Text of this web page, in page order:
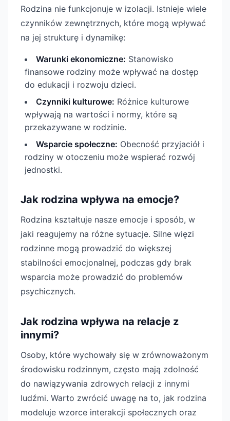
Rodzina nie funkcjonuje w izolacji. Istnieje wiele
czynników zewnętrznych, które mogą wpływać
na jej strukturę i dynamikę:
Warunki ekonomiczne: Stanowisko
finansowe rodziny może wpływać na dostęp
do edukacji i rozwoju dzieci.
Czynniki kulturowe: Różnice kulturowe
wpływają na wartości i normy, które są
przekazywane w rodzinie.
Wsparcie społeczne: Obecność przyjaciół i
rodziny w otoczeniu może wspierać rozwój
jednostki.
Jak rodzina wpływa na emocje?
Rodzina kształtuje nasze emocje i sposób, w
jaki reagujemy na różne sytuacje. Silne więzi
rodzinne mogą prowadzić do większej
stabilności emocjonalnej, podczas gdy brak
wsparcia może prowadzić do problemów
psychicznych.
Jak rodzina wpływa na relacje z
innymi?
Osoby, które wychowały się w zrównoważonym
środowisku rodzinnym, często mają zdolność
do nawiązywania zdrowych relacji z innymi
ludźmi. Warto zwrócić uwagę na to, jak rodzina
modeluje wzorce interakcji społecznych oraz